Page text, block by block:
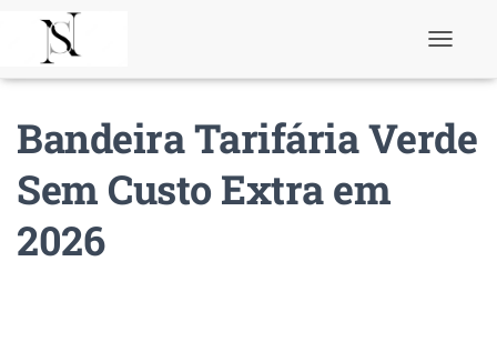
l
e
Bandeira Tarifária Verde
Sem Custo Extra em
2026